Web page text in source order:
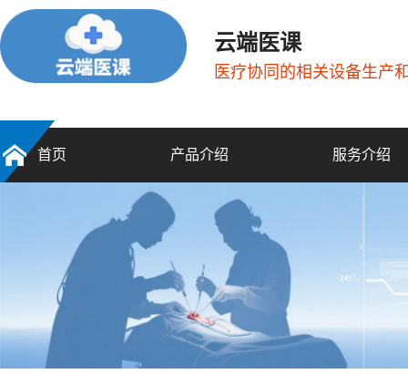
云端医课
医疗协同的相关设备生产
首页 产品介绍 服务介绍